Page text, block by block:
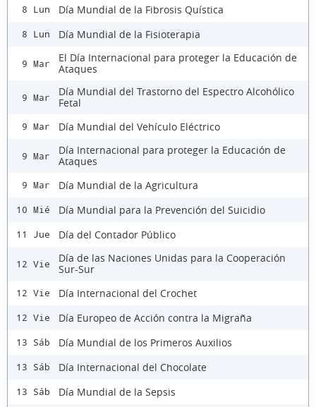
8 Lun Día Mundial de la Fibrosis Quística
8 Lun Día Mundial de la Fisioterapia
9 Mar
El Día Internacional para proteger la Educación de
Ataques
9 Mar
Día Mundial del Trastorno del Espectro Alcohólico
Fetal
9 Mar Día Mundial del Vehículo Eléctrico
9 Mar
Día Internacional para proteger la Educación de
Ataques
9 Mar Día Mundial de la Agricultura
10 Mié Día Mundial para la Prevención del Suicidio
11 Jue Día del Contador Público
12 Vie
Día de las Naciones Unidas para la Cooperación
Sur-Sur
12 Vie Día Internacional del Crochet
12 Vie Día Europeo de Acción contra la Migraña
13 Sáb Día Mundial de los Primeros Auxilios
13 Sáb Día Internacional del Chocolate
13 Sáb Día Mundial de la Sepsis